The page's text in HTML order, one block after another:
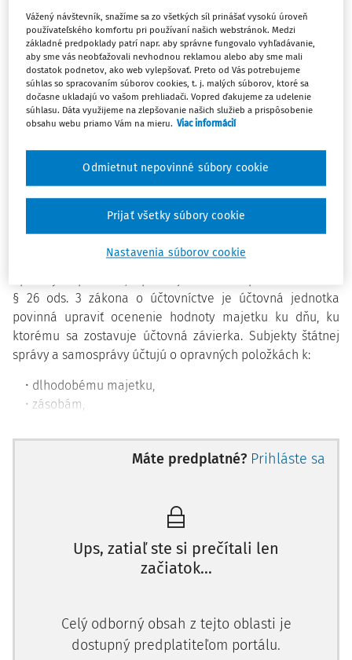
účtovania“). Postupy účtovania upravujú zásady na
tvorbu a zúčtovanie opravných položiek k majetku podľa
§ 15 a účtovanie na konkrétnych účtoch podľa § 22
ods. 6, § 37 ods. 11, § 39 ods. 9 a § 51 ods. 1.
Ocenenie majetku, ktoré subjekty štátnej správy
a samosprávy využívajú na zabezpečenie svojej činnosti,
sa časom mení. Zákon č. 431/2002 Z. z. o účtovníctve
v z. n. p. (ďalej len „zákon o účtovníctve“) ustanovuje
ku dňu zostavenia účtovnej závierky zohľadniť
predpokladané riziká a straty, ktoré sa týkajú majetku
a záväzkov a ktoré sú známe ku dňu zostavenia účtovnej
prechodného zníženia hodnoty majetku, t. j. tvorby
§ 26 ods. 3 zákona o účtovníctve je účtovná jednotka
povinná upraviť ocenenie hodnoty majetku ku dňu, ku
ktorému sa zostavuje účtovná závierka. Subjekty štátnej
správy a samosprávy účtujú o opravných položkách k:
dlhodobému majetku,
zásobám,
krátkodobému finančnému majetku.
(t. j. pri inventarizácii majetku sa predpokladá dočasné
zníženie hodnoty majetku oproti jeho pôvodnému
oceneniu). Opravné položky nemajú aktívny zostatok.
Predstavujú prechodné (dočasné) zníženie hodnoty
k dlhodobému majetku, 19 – Opravné položky k zásobám,
29 – Opravné položky ku krátkodobému finančnému
Máte predplatné? Prihláste sa
Ups, zatiaľ ste si prečítali len
začiatok...
Celý odborný obsah z tejto oblasti je
dostupný predplatiteľom portálu.
Vážený návštevník, snažíme sa zo všetkých síl prinášať vysokú úroveň
používateľského komfortu pri používaní našich webstránok. Medzi
základné predpoklady patrí napr. aby správne fungovalo vyhľadávanie,
aby sme vás neobťažovali nevhodnou reklamou alebo aby sme mali
dostatok podnetov, ako web vylepšovať. Preto od Vás potrebujeme
súhlas so spracovaním súborov cookies, t. j. malých súborov, ktoré sa
dočasne ukladajú vo vašom prehliadači. Vopred ďakujeme za udelenie
súhlasu. Dáta využijeme na zlepšovanie našich služieb a prispôsobenie
obsahu webu priamo Vám na mieru. Viac informácií
Nastavenia súborov cookie
Odmietnut nepovinné súbory cookie
Prijať všetky súbory cookie